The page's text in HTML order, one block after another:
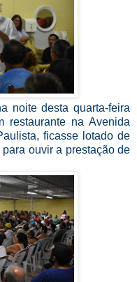
noite desta quarta-feira
na Avenida
ficasse lotado de
ouvir a prestação de